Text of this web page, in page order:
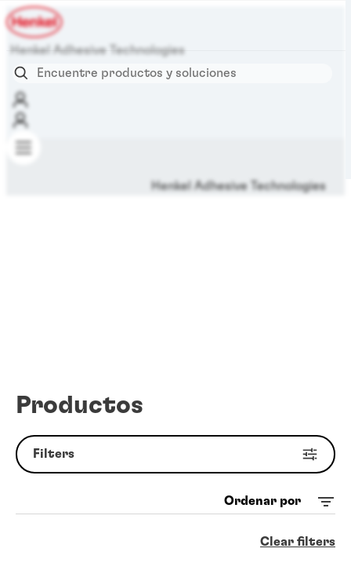
Henkel Adhesive Technologies
Henkel Adhesive Technologies
Productos
Filters
Ordenar por
Clear filters